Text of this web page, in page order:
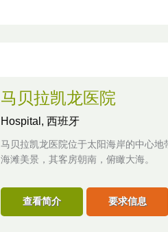
马贝拉凯龙医院
Hospital, 西班牙
马贝拉凯龙医院位于太阳海岸的中心
海滩美景，其客房朝南，俯瞰大海。
查看简介 要求信息